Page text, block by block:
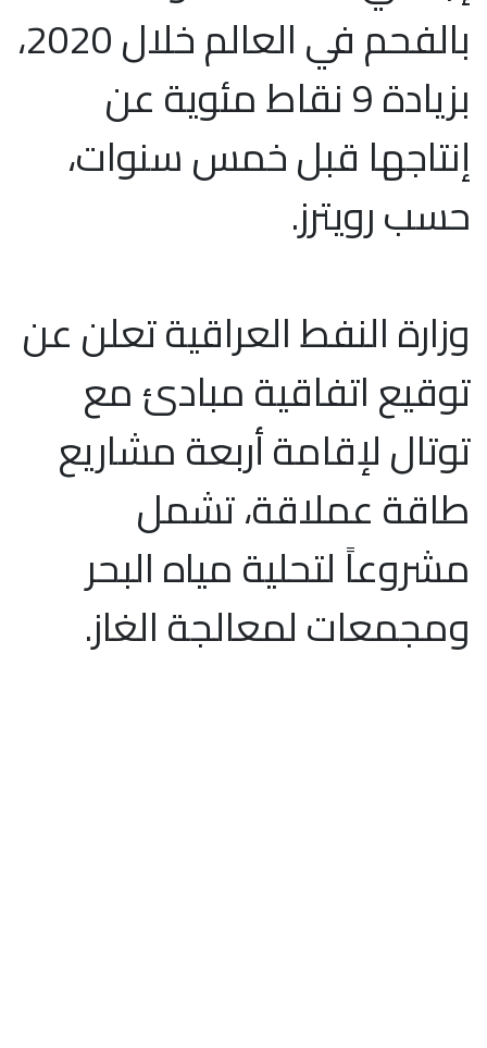
بالفحم في العالم خلال 2020،
بزيادة 9 نقاط مئوية عن
إنتاجها قبل خمس سنوات،
حسب رويترز.
وزارة النفط العراقية تعلن عن
توقيع اتفاقية مبادئ مع
توتال لإقامة أربعة مشاريع
طاقة عملاقة، تشمل
مشروعاً لتحلية مياه البحر
ومجمعات لمعالجة الغاز.